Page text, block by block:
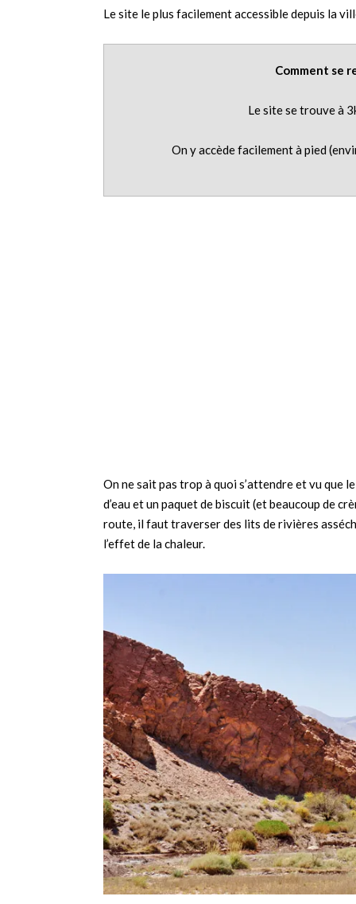
Le site le plus facilement accessible depuis la
Comment se
Le site se trouve à
On y accède facilement à pied
On ne sait pas trop à quoi s’attendre et vu que
d’eau et un paquet de biscuit (et beaucoup de
route, il faut traverser des lits de rivières
l’effet de la chaleur.